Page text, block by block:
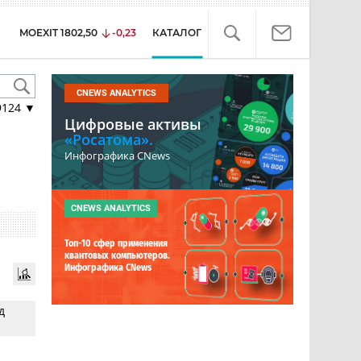
MOEXIT 1802,50 -0,23 КАТАЛОГ
▼
CNEWS ANALYTICS
Цифровые активы
«Росатома».
Инфографика CNews
CNEWS ANALYTICS
Топ-10 сфер применения
квантовых компьютеров.
Инфографика CNews